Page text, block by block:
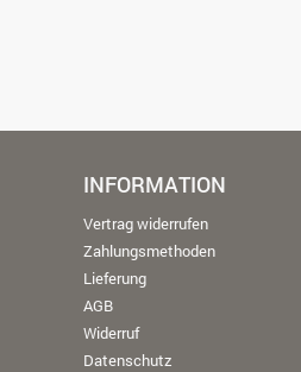
INFORMATION
Vertrag widerrufen
Zahlungsmethoden
Lieferung
AGB
Widerruf
Datenschutz